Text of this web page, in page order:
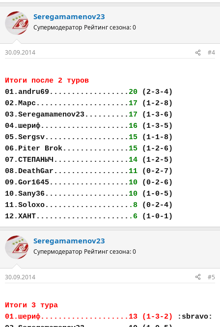
Seregamamenov23
Супермодератор Рейтинг сезона: 0
30.09.2014 #4
Итоги после 2 туров
01.andru69..................20 (2-3-4)
02.Марс..................... 17 (1-2-8)
03.Seregamamenov23.......... 17 (1-3-6)
04.шериф.................... 16 (1-3-5)
05.Sergsv................... 15 (1-1-8)
06.Piter Brok............... 15 (1-2-6)
07.СТЕПАНЫЧ................. 14 (1-2-5)
08.DeathGar................. 11 (0-2-7)
09.Gor1645.................. 10 (0-2-6)
10.Sany36................... 10 (1-0-5)
11.Soloxo................... .8 (0-2-4)
12.ХАНТ..................... .6 (1-0-1)
Seregamamenov23
Супермодератор Рейтинг сезона: 0
30.09.2014 #5
Итоги 3 тура
01.шериф....................13 (1-3-2)
:sbravo: